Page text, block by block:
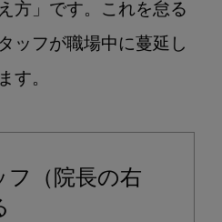
方」です。これを怠る
ッフが職場中に蔓延し
す。
（院長の右